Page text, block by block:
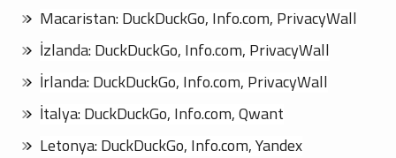
Macaristan: DuckDuckGo, Info.com, PrivacyWall
İzlanda: DuckDuckGo, Info.com, PrivacyWall
İrlanda: DuckDuckGo, Info.com, PrivacyWall
İtalya: DuckDuckGo, Info.com, Qwant
Letonya: DuckDuckGo, Info.com, Yandex